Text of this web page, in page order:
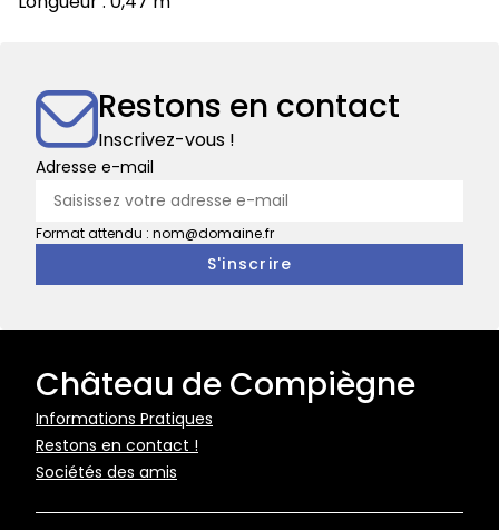
Restons en contact
Inscrivez-vous !
Adresse e-mail
Format attendu : nom@domaine.fr
Château de Compiègne
Pied
de
page
Informations Pratiques
Restons en contact !
Sociétés des amis